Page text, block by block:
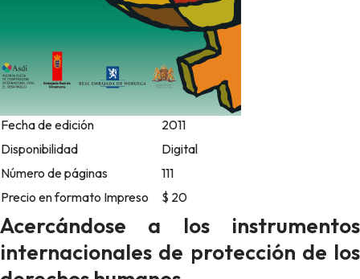
Fecha de edición
2011
Disponibilidad
Digital
Número de páginas
111
Precio en formato Impreso
$ 20
Acercándose a los instrumentos
internacionales de protección de los